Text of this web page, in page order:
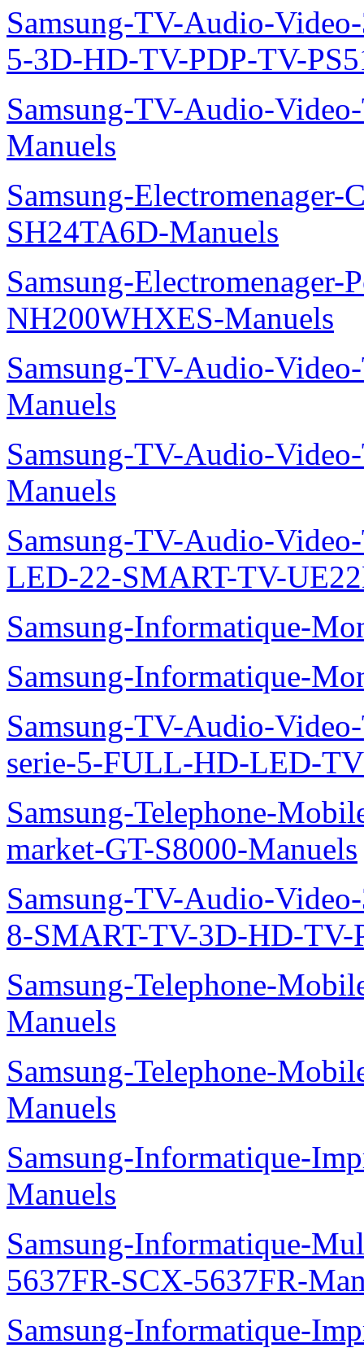
Samsung-TV-Audio-
5-3D-HD-TV-PDP-TV-
Samsung-TV-Audio-
Manuels
Samsung-Electromenager-
SH24TA6D-Manuels
Samsung-
NH200WHXES-Manuels
Samsung-TV-Audio-
Manuels
Samsung-TV-Audio-
Manuels
Samsung-TV-Audio-
LED-22-SMART-TV-
Samsung-Informatique-
Samsung-Informatique-
Samsung-TV-Audio-
serie-5-FULL-HD-LED-
Samsung-Telephone-
market-GT-S8000-Manuels
Samsung-TV-Audio-
8-SMART-TV-3D-HD-TV-
Samsung-Telephone-
Manuels
Samsung-Telephone-
Manuels
Samsung-Informatique-
Manuels
Samsung-Informatique-
5637FR-SCX-5637FR-
Samsung-Informatique-